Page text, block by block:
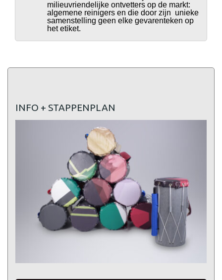
milieuvriendelijke ontvetters op de markt:
algemene reinigers en die door zijn unieke
samenstelling geen elke gevarenteken op
het etiket.
INFO + STAPPENPLAN